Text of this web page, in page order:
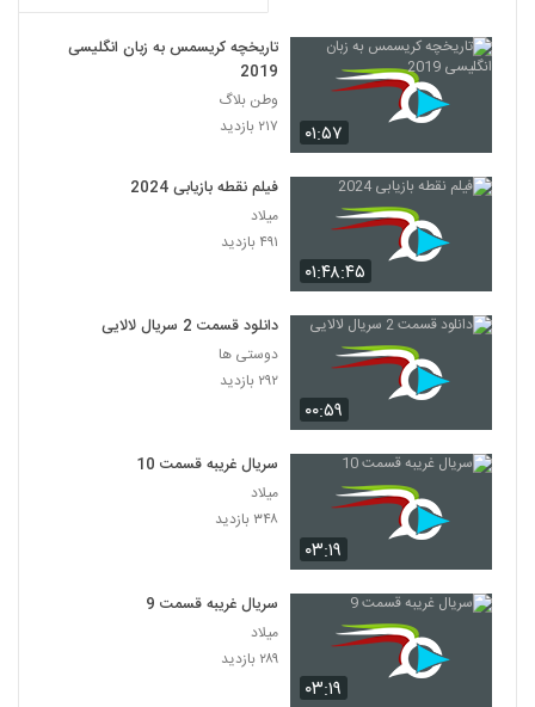
۰۱:۵۷
تاریخچه کریسمس به زبان انگلیسی
2019
وطن بلاگ
۲۱۷ بازدید
۰۱:۴۸:۴۵
فیلم نقطه بازیابی 2024
میلاد
۴۹۱ بازدید
۰۰:۵۹
دانلود قسمت 2 سریال لالایی
دوستی ها
۲۹۲ بازدید
۰۳:۱۹
سریال غریبه قسمت 10
میلاد
۳۴۸ بازدید
۰۳:۱۹
سریال غریبه قسمت 9
میلاد
۲۸۹ بازدید